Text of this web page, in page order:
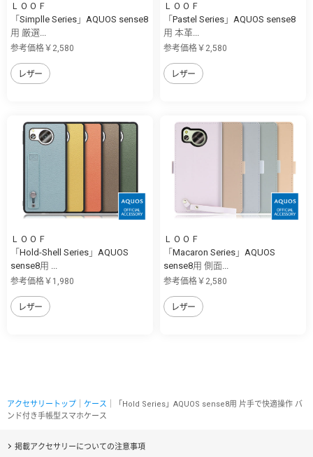
ＬＯＯＦ
「Simplle Series」AQUOS sense8
用 厳選...
参考価格￥2,580
レザー
ＬＯＯＦ
「Pastel Series」AQUOS sense8
用 本革...
参考価格￥2,580
レザー
ＬＯＯＦ
「Hold-Shell Series」AQUOS
sense8用 ...
参考価格￥1,980
レザー
ＬＯＯＦ
「Macaron Series」AQUOS
sense8用 側面...
参考価格￥2,580
レザー
アクセサリートップ ケース ｜「Hold Series」AQUOS sense8用 片手で快適操作 バ
ンド付き手帳型スマホケース
掲載アクセサリーについての注意事項